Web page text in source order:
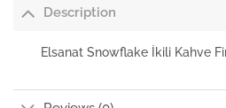
Description
Elsanat Snowflake İkili Kahve